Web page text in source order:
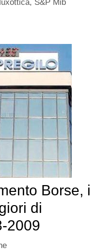
luxottica, S&P Mib
Borse, i
di
2009